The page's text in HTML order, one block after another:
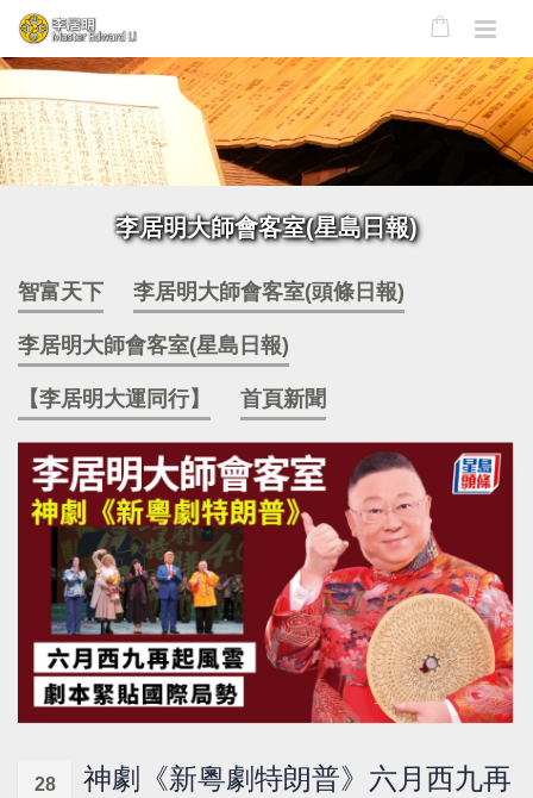
李居明大師會客室(星島日報)
智富天下 李居明大師會客室(頭條日報)
李居明大師會客室(星島日報)
【李居明大運同行】 首頁新聞
28
神劇《新粵劇特朗普》六月西九再